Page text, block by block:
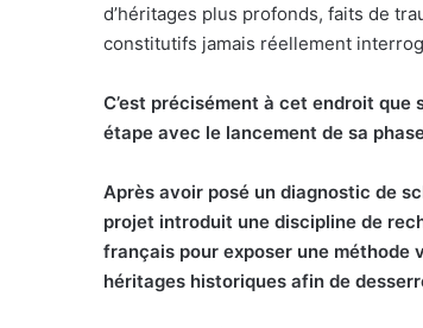
i
e
d’héritages plus profonds, faits de
constitutifs jamais réellement
C’est précisément à cet endroit que
étape avec le lancement de sa
Après avoir posé un diagnostic de
projet introduit une discipline de
français pour exposer une méthode
héritages historiques afin de